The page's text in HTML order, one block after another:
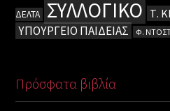
ΔΕΛΤΑ
ΣΥΛΛΟΓΙΚΟ Τ.
ΥΠΟΥΡΓΕΙΟ ΠΑΙΔΕΙΑΣ Φ.
Πρόσφατα βιβλία